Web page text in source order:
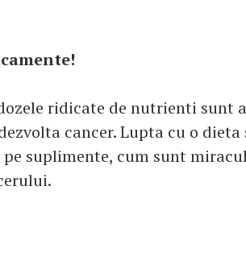
ridicate de nutrienti sunt
cancer. Lupta cu o dieta
suplimente, cum sunt